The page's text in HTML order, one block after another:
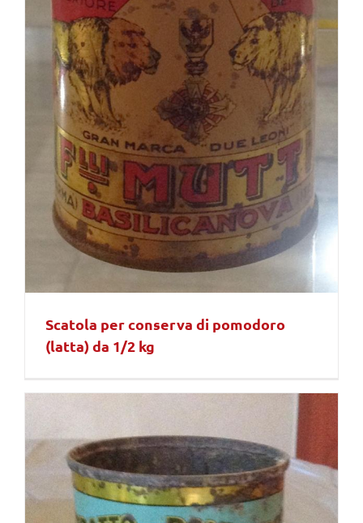
Scatola per conserva di pomodoro
(latta) da 1/2 kg